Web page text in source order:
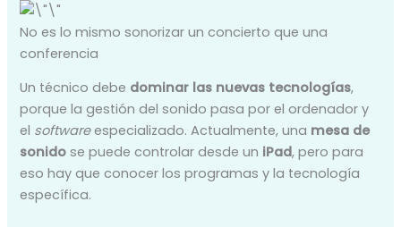
No es lo mismo sonorizar un concierto que una
conferencia
Un técnico debe dominar las nuevas tecnologías,
porque la gestión del sonido pasa por el ordenador y
el softwareespecializado. Actualmente, una mesa de
sonidose puede controlar desde un iPad, pero para
eso hay que conocer los programas y la tecnología
específica.